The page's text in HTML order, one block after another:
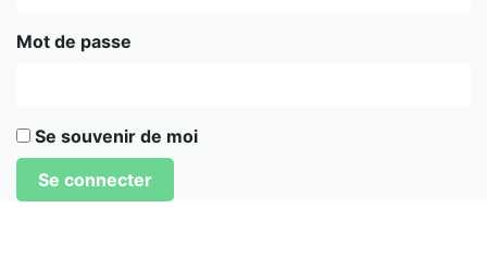
Mot de passe
Se souvenir de moi